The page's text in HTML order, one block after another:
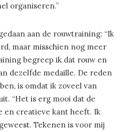
organiseren.”
aan de rouwtraining: “Ik
maar misschien nog meer
begreep ik dat rouw en
dezelfde medaille. De reden
is omdat ik zoveel van
“Het is erg mooi dat de
en creatieve kant heeft. Ik
Tekenen is voor mij